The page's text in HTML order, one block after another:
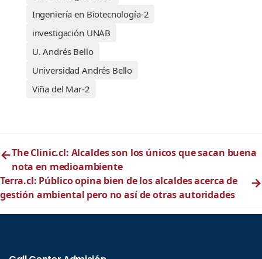
Ingeniería en Biotecnología-2
investigación UNAB
U. Andrés Bello
Universidad Andrés Bello
Viña del Mar-2
←The Clinic.cl: Alcaldes son los únicos que sacan buena
nota en medioambiente
Terra.cl: Público opina bien de los alcaldes acerca de
gestión ambiental pero no así de otras autoridades
→